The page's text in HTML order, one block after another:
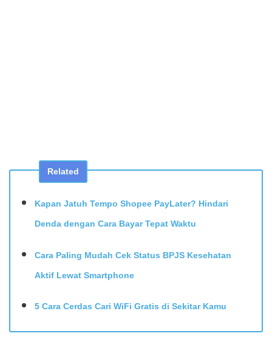
Related
Kapan Jatuh Tempo Shopee PayLater? Hindari
Denda dengan Cara Bayar Tepat Waktu
Cara Paling Mudah Cek Status BPJS Kesehatan
Aktif Lewat Smartphone
5 Cara Cerdas Cari WiFi Gratis di Sekitar Kamu